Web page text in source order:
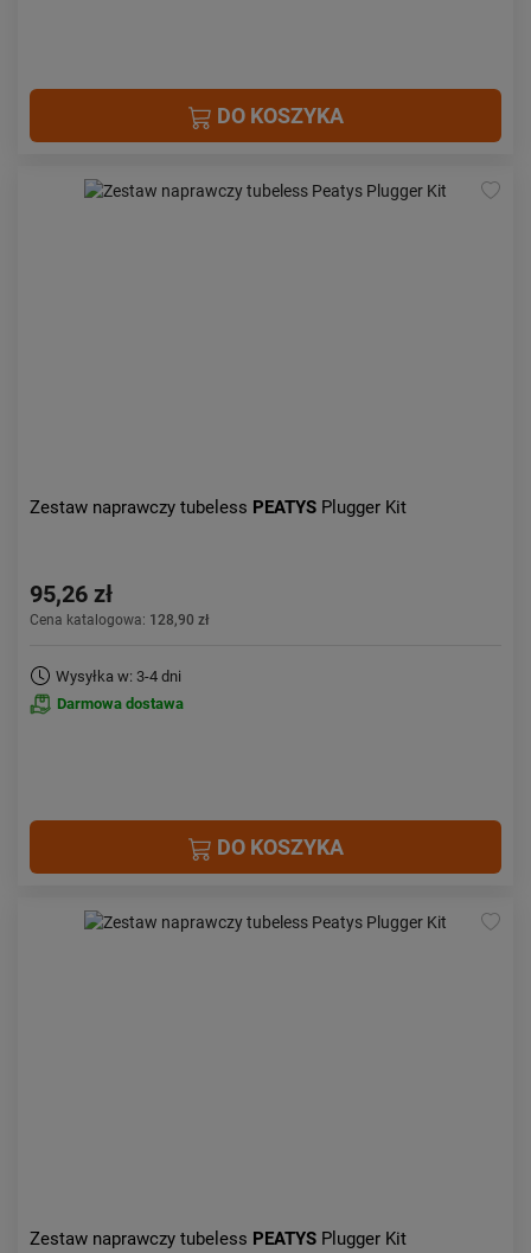
DO KOSZYKA
Zestaw naprawczy tubeless PEATYS Plugger Kit
95,26 zł
Cena katalogowa: 128,90 zł
Wysyłka w: 3-4 dni
Darmowa dostawa
DO KOSZYKA
Zestaw naprawczy tubeless PEATYS Plugger Kit